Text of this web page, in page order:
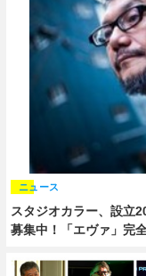
ゲーム
アニメ！アニメ！
スタジオカラー、設立
募集中！「エヴァ」完
ニュース